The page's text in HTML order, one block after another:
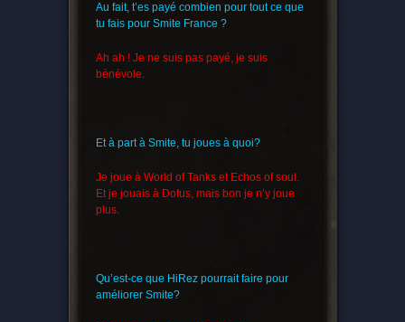
Au fait, t’es payé combien pour tout ce que
tu fais pour Smite France ?
Ah ah ! Je ne suis pas payé, je suis
bénévole.
Et à part à Smite, tu joues à quoi?
Je joue à World of Tanks et Echos of soul.
Et je jouais à Dofus, mais bon je n’y joue
plus.
Qu’est-ce que HiRez pourrait faire pour
améliorer Smite?